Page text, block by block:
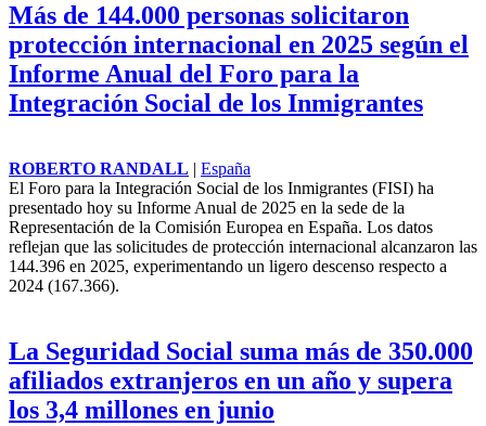
Más de 144.000 personas solicitaron
protección internacional en 2025 según el
Informe Anual del Foro para la
Integración Social de los Inmigrantes
ROBERTO RANDALL | España
El Foro para la Integración Social de los Inmigrantes (FISI) ha
presentado hoy su Informe Anual de 2025 en la sede de la
Representación de la Comisión Europea en España. Los datos
reflejan que las solicitudes de protección internacional alcanzaron las
144.396 en 2025, experimentando un ligero descenso respecto a
2024 (167.366).
La Seguridad Social suma más de 350.000
afiliados extranjeros en un año y supera
los 3,4 millones en junio